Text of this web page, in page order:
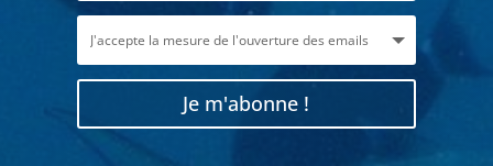
Je m'abonne !